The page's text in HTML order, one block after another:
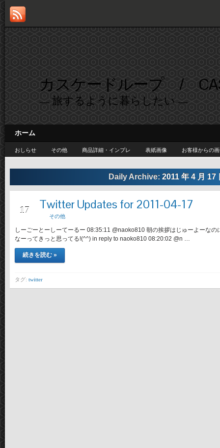
カスケードループ /
— 旅するように暮らしたい —
ホーム
おしらせ その他 商品詳細・インプレ 表紙画像 お客様からの
Daily Archive: 2011 年 4 月 17
17 Twitter Updates for 2011-04-17
その他
しーごーとーしーてーるー 08:35:11 @naoko810 朝の挨拶はじゅーよーな
なーってきっと思ってる!(^^) in reply to naoko810 08:20:02 @n …
続きを読む »
タグ: twitter